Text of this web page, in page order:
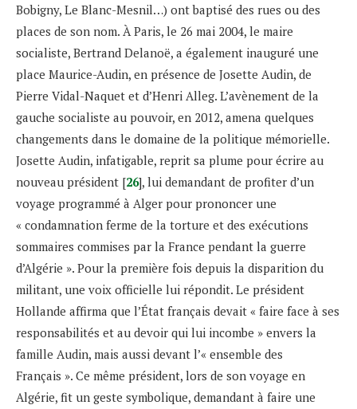
Bobigny, Le Blanc-Mesnil…) ont baptisé des rues ou des
places de son nom. À Paris, le 26 mai 2004, le maire
socialiste, Bertrand Delanoë, a également inauguré une
place Maurice-Audin, en présence de Josette Audin, de
Pierre Vidal-Naquet et d’Henri Alleg. L’avènement de la
gauche socialiste au pouvoir, en 2012, amena quelques
changements dans le domaine de la politique mémorielle.
Josette Audin, infatigable, reprit sa plume pour écrire au
nouveau président [26], lui demandant de profiter d’un
voyage programmé à Alger pour prononcer une
« condamnation ferme de la torture et des exécutions
sommaires commises par la France pendant la guerre
d’Algérie ». Pour la première fois depuis la disparition du
militant, une voix officielle lui répondit. Le président
Hollande affirma que l’État français devait « faire face à ses
responsabilités et au devoir qui lui incombe » envers la
famille Audin, mais aussi devant l’« ensemble des
Français ». Ce même président, lors de son voyage en
Algérie, fit un geste symbolique, demandant à faire une